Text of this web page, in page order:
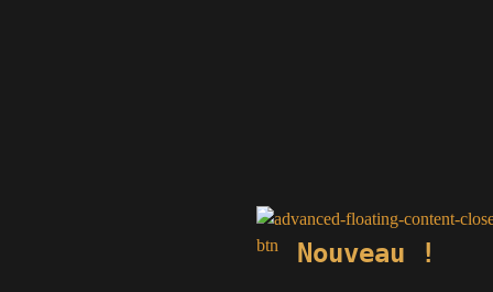
Nouveau !